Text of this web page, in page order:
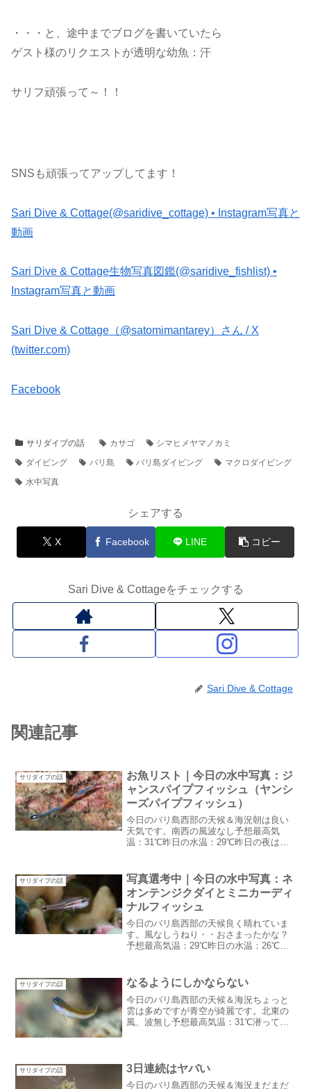
・・・と、途中までブログを書いていたら
ゲスト様のリクエストが透明な幼魚：汗
サリフ頑張って～！！
SNSも頑張ってアップしてます！
Sari Dive & Cottage(@saridive_cottage) • Instagram写真と
動画
Sari Dive & Cottage生物写真図鑑(@saridive_fishlist) •
Instagram写真と動画
Sari Dive & Cottage（@satomimantarey）さん / X
(twitter.com)
Facebook
サリダイブの話 カサゴ
シマヒメヤマノカミ
ダイビング
バリ島 バリ島ダイビング
マクロダイビング
水中写真
シェアする
X Facebook LINE コピー
Sari Dive & Cottageをチェックする
Sari Dive & Cottage
関連記事
サリダイブの話
お魚リスト｜今日の水中写真：ジ
ャンスパイプフィッシュ（ヤンシ
ーズパイプフィッシュ）
今日のバリ島西部の天候＆海況朝は良い
天気です。南西の風波なし予想最高気
温：31℃昨日の水温：29℃昨日の夜は雨
クがついています。本当に今年は乾季が
遅いお魚リスト最近ガ...
サリダイブの話
写真選考中｜今日の水中写真：ネ
オンテンジクダイとミニカーディ
ナルフィッシュ
今日のバリ島西部の天候良く晴れていま
す。風なしうねり・・おさまったかな？
予想最高気温：29℃昨日の水温：26℃
かも（特にシークレットベイに行く場
合）シークレットベイが低...
サリダイブの話 なるようにしかならない
今日のバリ島西部の天候＆海況ちょっと
雲は多めですが青空が綺麗です。北東の
風、波無し予想最高気温：31℃潜ってい
の葉が落ちて来始めまし...
サリダイブの話 3日連続はヤバい
今日のバリ島西部の天候＆海況まだまだ